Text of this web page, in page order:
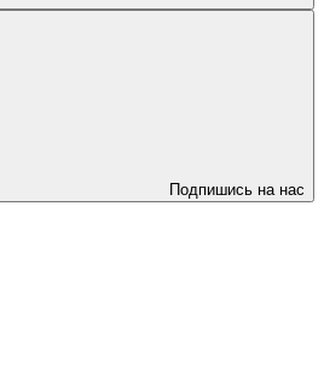
Подпишись на нас